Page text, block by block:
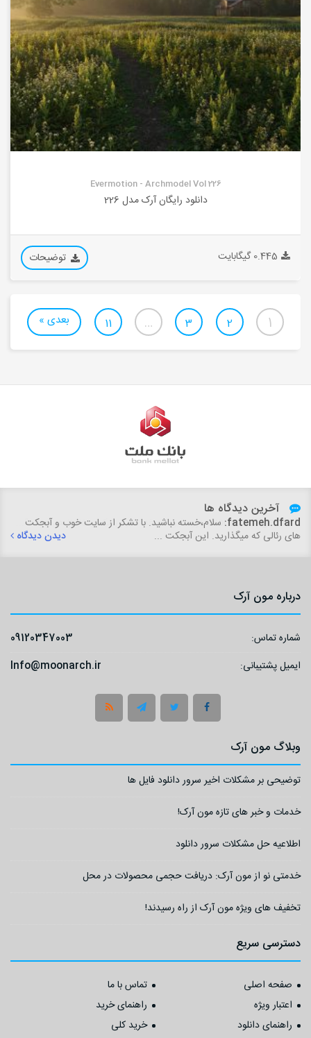
Evermotion - Archmodel Vol 226
دانلود رایگان آرک مدل 226
0.445 گیگابایت توضیحات
1
2
3
…
11 بعدی »
آخرین دیدگاه ها
fatemeh.dfard: سلام،خسته نباشید. با تشکر از سایت خوب و آبجکت
های رئالی که میگذارید. این آبجکت ... دیدن دیدگاه
درباره مون آرک
شماره تماس:
09120347003
ایمیل پشتیبانی:
Info@moonarch.ir
وبلاگ مون آرک
توضیحی بر مشکلات اخیر سرور دانلود فایل ها
خدمات و خبر های تازه مون آرک!
اطلاعیه حل مشکلات سرور دانلود
خدمتی نو از مون آرک: دریافت حجمی محصولات در محل
تخفیف های ویژه مون آرک از راه رسیدند!
دسترسی سریع
صفحه اصلی
تماس با ما
اعتبار ویژه
راهنمای خرید
راهنمای دانلود
خرید کلی